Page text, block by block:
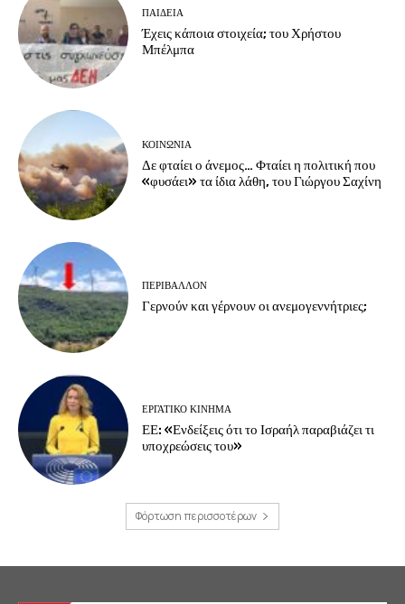
ΠΑΙΔΕΙΑ
Έχεις κάποια στοιχεία; του Χρήστου
Μπέλμπα
ΚΟΙΝΩΝΙΑ
Δε φταίει ο άνεμος… Φταίει η πολιτική που
«φυσάει» τα ίδια λάθη, του Γιώργου Σαχίνη
ΠΕΡΙΒΆΛΛΟΝ
Γερνούν και γέρνουν οι ανεμογεννήτριες;
ΕΡΓΑΤΙΚΟ ΚΙΝΗΜΑ
ΕΕ: «Ενδείξεις ότι το Ισραήλ παραβιάζει τι
υποχρεώσεις του»
Φόρτωση περισσοτέρων